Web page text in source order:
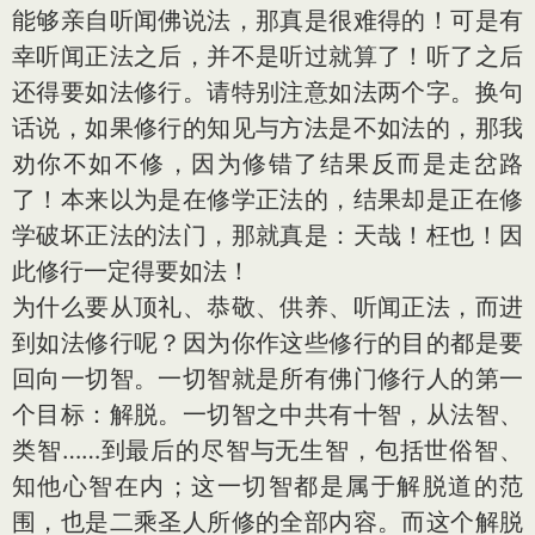
能够亲自听闻佛说法，那真是很难得的！可是有
幸听闻正法之后，并不是听过就算了！听了之后
还得要如法修行。请特别注意如法两个字。换句
话说，如果修行的知见与方法是不如法的，那我
劝你不如不修，因为修错了结果反而是走岔路
了！本来以为是在修学正法的，结果却是正在修
学破坏正法的法门，那就真是：天哉！枉也！因
此修行一定得要如法！
为什么要从顶礼、恭敬、供养、听闻正法，而进
到如法修行呢？因为你作这些修行的目的都是要
回向一切智。一切智就是所有佛门修行人的第一
个目标：解脱。一切智之中共有十智，从法智、
类智……到最后的尽智与无生智，包括世俗智、
知他心智在内；这一切智都是属于解脱道的范
围，也是二乘圣人所修的全部内容。而这个解脱